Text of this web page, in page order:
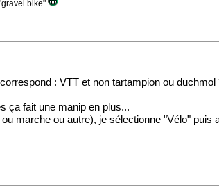
bike"
: VTT et non tartampion ou duchmol
ça fait une manip en plus...
marche ou autre), je sélectionne "Vélo"